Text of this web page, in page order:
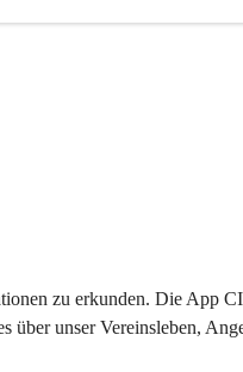
zu erkunden. Die App
unser Vereinsleben,